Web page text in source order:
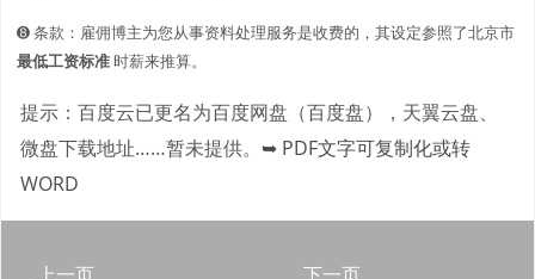
➑ 条款：雇佣博主为您从事资料处理服务是收费的，其设定参照了北京市
最低工资标准时薪来推算。
提示：百度云已更名为百度网盘（百度盘），天翼云盘、
微盘下载地址……暂未提供。 ➥ PDF文字可复制化或转
WORD